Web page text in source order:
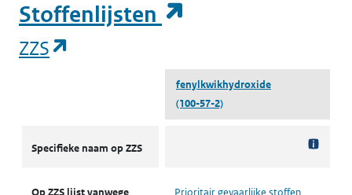
Stoffenlijsten
ZZS
fenylkwikhydroxide
(100-57-2)
Specifieke naam op ZZS
Op ZZS lijst vanwege
Prioritair gevaarlijke stoffen